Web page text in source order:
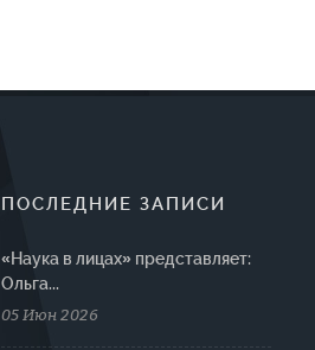
ПОСЛЕДНИЕ ЗАПИСИ
«Наука в лицах» представляет:
Ольга...
05 Июн 2026